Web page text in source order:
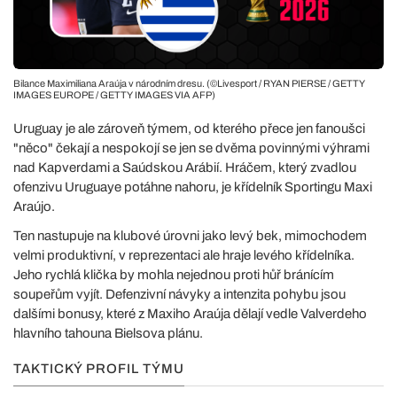
Bilance Maximiliana Araúja v národním dresu. (©Livesport / RYAN PIERSE / GETTY
IMAGES EUROPE / GETTY IMAGES VIA AFP)
Uruguay je ale zároveň týmem, od kterého přece jen fanoušci
"něco" čekají a nespokojí se jen se dvěma povinnými výhrami
nad Kapverdami a Saúdskou Arábií. Hráčem, který zvadlou
ofenzivu Uruguaye potáhne nahoru, je křídelník Sportingu Maxi
Araújo.
Ten nastupuje na klubové úrovni jako levý bek, mimochodem
velmi produktivní, v reprezentaci ale hraje levého křídelníka.
Jeho rychlá klička by mohla nejednou proti hůř bránícím
soupeřům vyjít. Defenzivní návyky a intenzita pohybu jsou
dalšími bonusy, které z Maxiho Araúja dělají vedle Valverdeho
hlavního tahouna Bielsova plánu.
TAKTICKÝ PROFIL TÝMU